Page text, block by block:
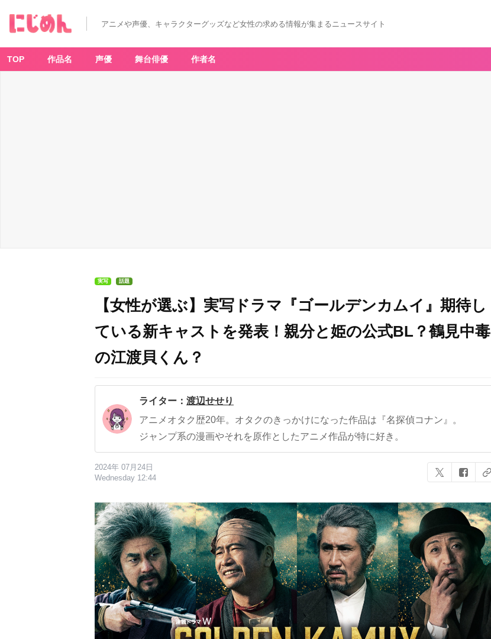
アニメや声優、キャラクターグッズなど女性の求める情報が集まるニュースサイト
TOP 作品名 声優 舞台俳優 作者名
実写 話題
【女性が選ぶ】実写ドラマ『ゴールデンカムイ』期待し
ている新キャストを発表！親分と姫の公式BL？鶴見中毒
の江渡貝くん？
ライター： 渡辺せせり
アニメオタク歴20年。オタクのきっかけになった作品は『名探偵コナン』。
ジャンプ系の漫画やそれを原作としたアニメ作品が特に好き。
2024年 07月24日
Wednesday 12:44